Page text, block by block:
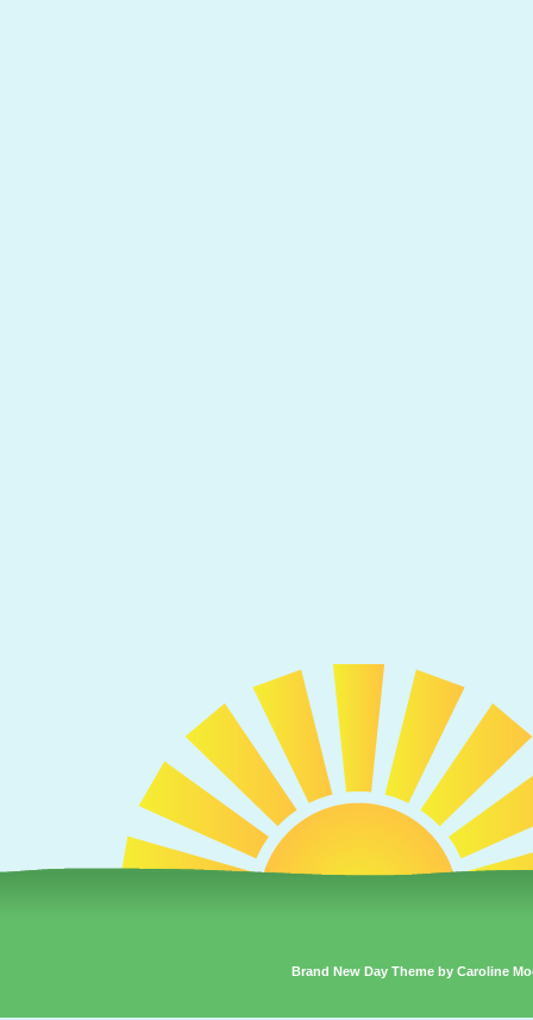
Brand New Day Theme by Caroline